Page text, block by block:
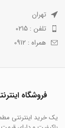
تهران
تلفن : 0215
همراه : 0912
فروشگاه
یک خرید اینترنتی